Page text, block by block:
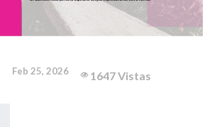
Feb 25, 2026 1647 Vistas